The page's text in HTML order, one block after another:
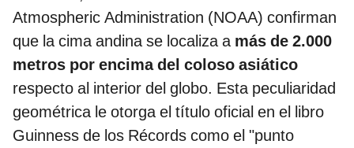
Atmospheric Administration (NOAA) confirman
que la cima andina se localiza a más de 2.000
metros por encima del coloso asiático
respecto al interior del globo. Esta peculiaridad
geométrica le otorga el título oficial en el libro
Guinness de los Récords como el "punto